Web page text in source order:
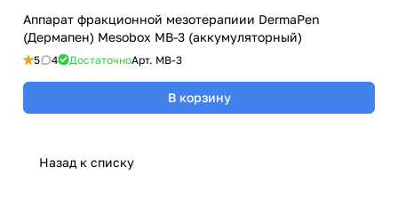
Аппарат фракционной мезотерапиии DermaPen
(Дермапен) Mesobox MB-3 (аккумуляторный)
5 4 ДостаточноАрт. MB-3
В корзину
Назад к списку